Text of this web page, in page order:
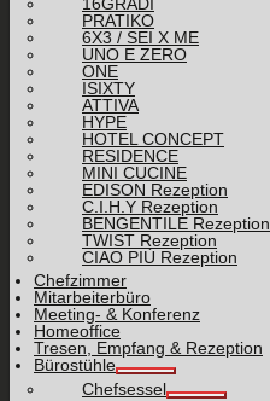
PRATIKO
6X3 / SEI X ME
UNO E ZERO
ONE
ISIXTY
ATTIVA
HYPE
HOTEL CONCEPT
RESIDENCE
MINI CUCINE
EDISON Rezeption
C.I.H.Y Rezeption
BENGENTILE Rezeption
TWIST Rezeption
CIAO PIÙ Rezeption
Chefzimmer
Mitarbeiterbüro
Meeting- & Konferenz
Homeoffice
Tresen, Empfang & Rezeption
Bürostühle
Chefsessel